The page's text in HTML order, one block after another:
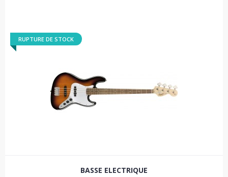
RUPTURE DE STOCK
BASSE ELECTRIQUE